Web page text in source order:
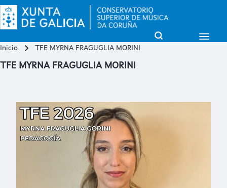
Close search
Buscar
Open Sidebar
Open Search Block
Inicio TFE MYRNA FRAGUGLIA MORINI
TFE MYRNA FRAGUGLIA MORINI